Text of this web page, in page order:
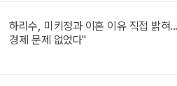
하리수, 미키정과 이혼 이유 직접 밝혀
경제 문제 없었다"